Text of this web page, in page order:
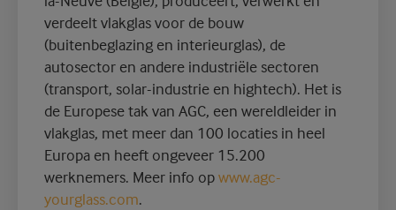
verdeelt vlakglas voor de bouw
(buitenbeglazing en interieurglas), de
autosector en andere industriële sectoren
(transport, solar-industrie en hightech). Het is
de Europese tak van AGC, een wereldleider in
vlakglas, met meer dan 100 locaties in heel
Europa en heeft ongeveer 15.200
werknemers. Meer info opwww.agc-
yourglass.com.